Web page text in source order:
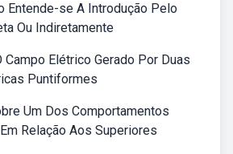
Entende-se A Introdução Pelo
Ou Indiretamente
Campo Elétrico Gerado Por Duas
Puntiformes
Um Dos Comportamentos
Relação Aos Superiores